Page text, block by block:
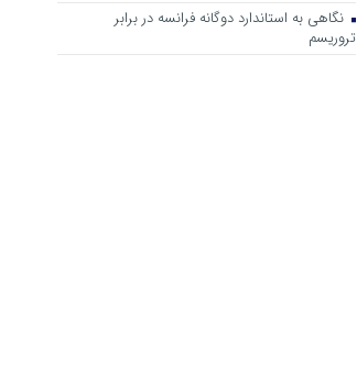
نگاهی به استاندارد دوگانه فرانسه در برابر
تروریسم